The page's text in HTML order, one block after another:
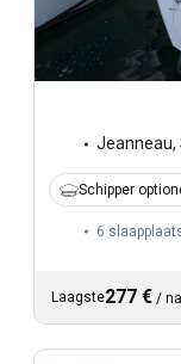
Jeanneau,
Schipper
6
Laagste277 € /